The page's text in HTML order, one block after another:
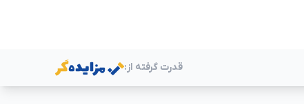
قدرت گرفته از: